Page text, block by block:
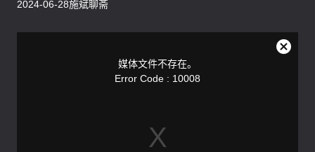
2024-06-28施斌聊斋
媒体文件不存在。
Error Code : 10008
关